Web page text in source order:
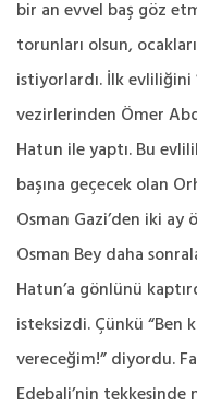
bir an evvel baş göz
torunları olsun,
istiyorlardı. İlk evliliğini
vezirlerinden Ömer
Hatun ile yaptı. Bu
başına geçecek olan
Osman Gazi’den iki
Osman Bey daha
Hatun’a gönlünü
isteksizdi. Çünkü “Ben
vereceğim!” diyordu.
Edebali’nin